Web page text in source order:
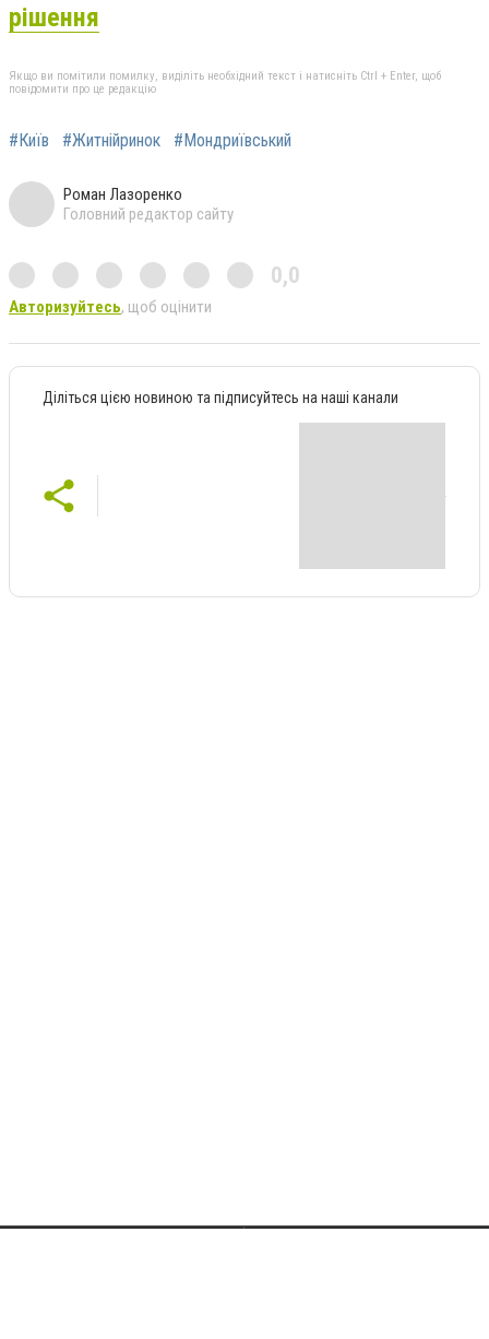
рішення
Якщо ви помітили помилку, виділіть необхідний текст і натисніть Ctrl + Enter, щоб
повідомити про це редакцію
#Київ #Житнійринок #Мондриївський
Роман Лазоренко
Головний редактор сайту
0,0
Авторизуйтесь, щоб оцінити
Діліться цією новиною та підписуйтесь на наші канали